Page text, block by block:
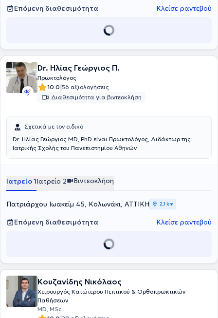
Είναι συνεργάτης ιατρός του Ερρίκος Ντυνάν Hospital Center και
του Ιατρικού Κέντρου Παλαιού Φαλήρου και έχει διατελέσει
Νοσοκομείου Αθηνών "Ευαγγελισμός"και στη Χειρουργική Κλινική
του Ιατρικού Συλλόγου Αθηνών.
Επόμενη διαθεσιμότητα Κλείσε ραντεβού
Dr. Ηλίας Γεώργιος Π.
Πρωκτολόγος
10.0|56 αξιολογήσεις
Διαθεσιμότητα για βιντεοκλήση
Σχετικά με τον ειδικό
Dr. Ηλίας Γεώργιος MD, PhD είναι Πρωκτολόγος, Διδάκτωρ της
Ιατρικής Σχολής του Πανεπιστημίου Αθηνών
Ιατρείο 1Ιατρείο 2 Βιντεοκλήση
Πατριάρχου Ιωακείμ 45, Κολωνάκι, ΑΤΤΙΚΗ 2,1 km
Επόμενη διαθεσιμότητα Κλείσε ραντεβού
Κουζανίδης Νικόλαος
Χειρουργός Κατώτερου Πεπτικού & Ορθοπρωκτικών
Παθήσεων
MD, MSc